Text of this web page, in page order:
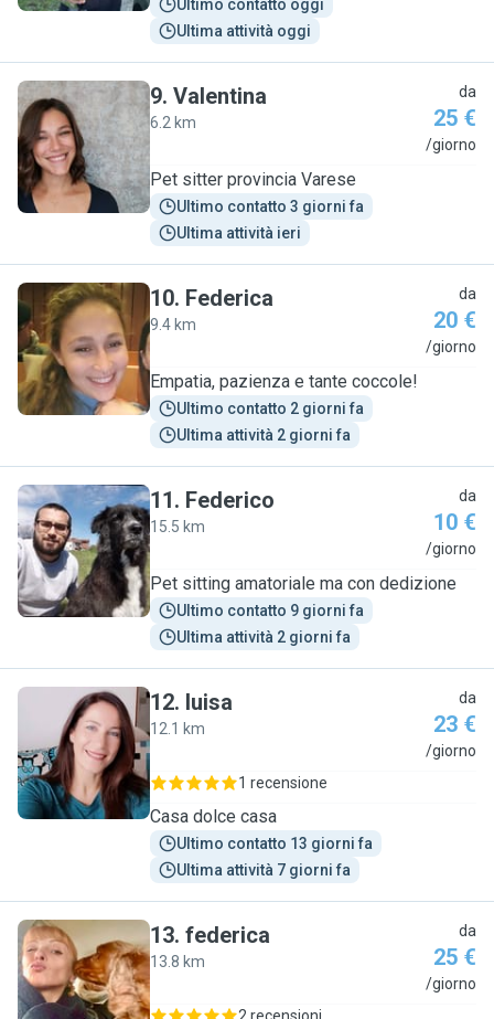
Ultimo contatto oggi
Ultima attività oggi
V
9. Valentina
6.2 km
da
25 €
/giorno
Pet sitter provincia Varese
Ultimo contatto 3 giorni fa
Ultima attività ieri
F
10. Federica
9.4 km
da
20 €
/giorno
Empatia, pazienza e tante coccole!
Ultimo contatto 2 giorni fa
Ultima attività 2 giorni fa
F
11. Federico
15.5 km
da
10 €
/giorno
Pet sitting amatoriale ma con dedizione
Ultimo contatto 9 giorni fa
Ultima attività 2 giorni fa
L
12. luisa
12.1 km
da
23 €
/giorno
1 recensione
Casa dolce casa
Ultimo contatto 13 giorni fa
Ultima attività 7 giorni fa
F
13. federica
13.8 km
da
25 €
/giorno